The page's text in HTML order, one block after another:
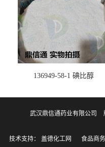
136949-58-1 碘比醇
武汉鼎信通药业有限公司
技术支持： 盖德化工网 食品商